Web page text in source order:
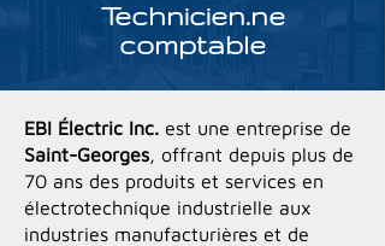
Technicien.ne
comptable
EBI Électric Inc. est une entreprise de
Saint-Georges, offrant depuis plus de
70 ans des produits et services en
électrotechnique industrielle aux
industries manufacturières et de